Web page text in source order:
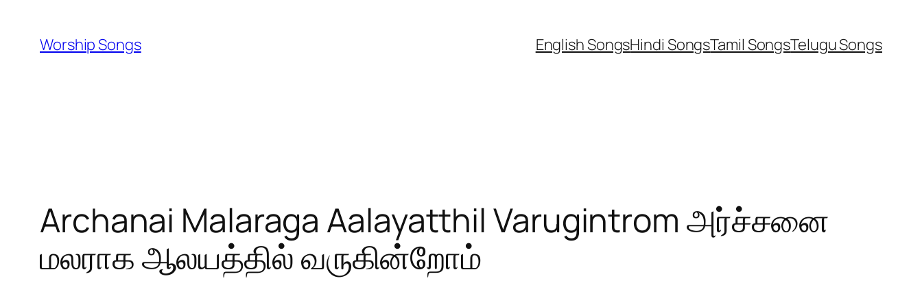
content
Worship Songs English SongsHindi SongsTamil SongsTelugu Songs
Archanai Malaraga Aalayatthil Varugintrom அர்ச்சனை
மலராக ஆலயத்தில் வருகின்றோம்